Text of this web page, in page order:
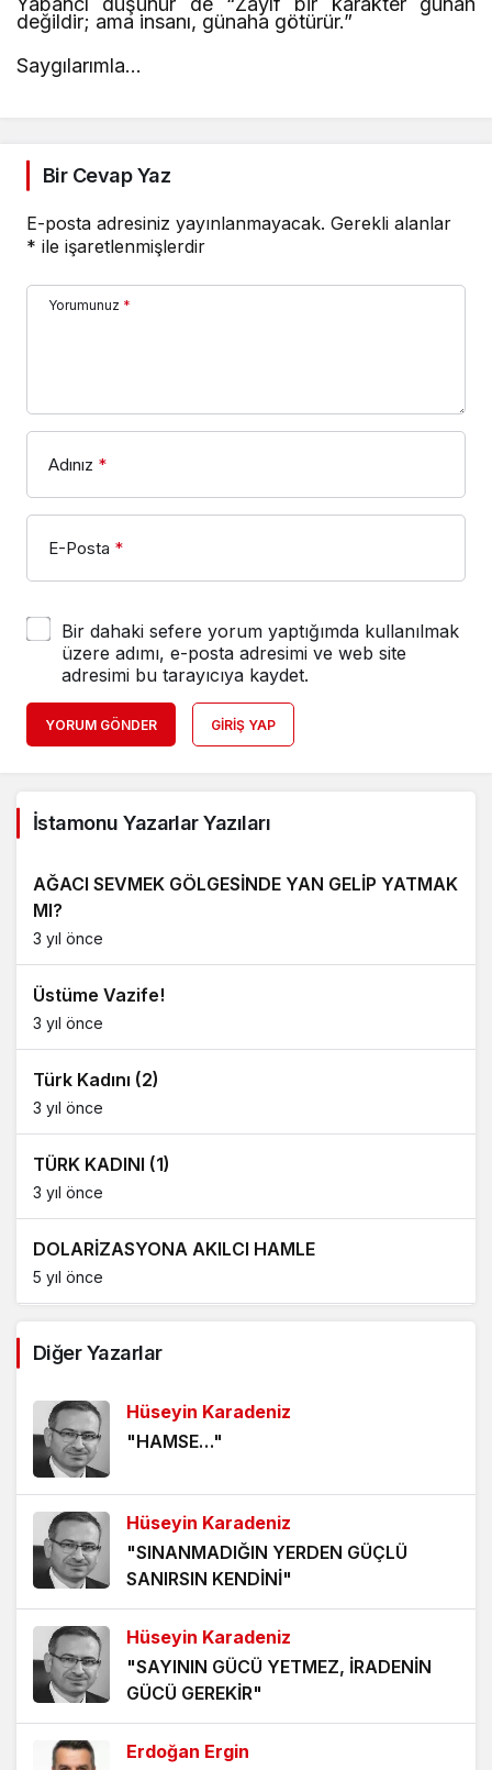
değildir; ama insanı, günaha götürür.”
Saygılarımla…
Bir Cevap Yaz
E-posta adresiniz yayınlanmayacak. Gerekli alanlar
* ile işaretlenmişlerdir
Yorumunuz *
Adınız *
E-Posta *
Bir dahaki sefere yorum yaptığımda kullanılmak
üzere adımı, e-posta adresimi ve web site
adresimi bu tarayıcıya kaydet.
YORUM GÖNDER GIRIŞ YAP
İstamonu Yazarlar Yazıları
AĞACI SEVMEK GÖLGESİNDE YAN GELİP YATMAK
MI?
3 yıl önce
Üstüme Vazife!
3 yıl önce
Türk Kadını (2)
3 yıl önce
TÜRK KADINI (1)
3 yıl önce
DOLARİZASYONA AKILCI HAMLE
5 yıl önce
5 yıl önce
ÖLÜMÜ BEKLEMEK
5 yıl önce
5 yıl önce
VİZYONER KASTAMONULULAR NEREDESİNİZ?
5 yıl önce
KHK MAĞDURLARI İÇİN IŞIK GÖRÜNDÜ!
5 yıl önce
Diğer Yazarlar
Hüseyin Karadeniz
"HAMSE…"
Hüseyin Karadeniz
"SINANMADIĞIN YERDEN GÜÇLÜ
SANIRSIN KENDİNİ"
Hüseyin Karadeniz
"SAYININ GÜCÜ YETMEZ, İRADENİN
GÜCÜ GEREKİR"
Erdoğan Ergin